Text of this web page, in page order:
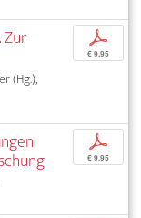
(Hg.),
p
€ 9,95
p
€ 9,95